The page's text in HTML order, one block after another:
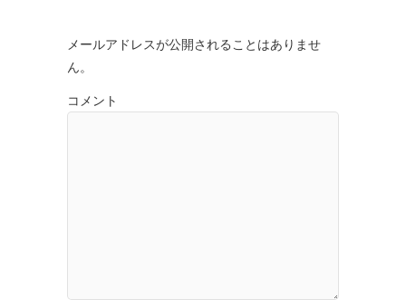
メールアドレスが公開されることはありませ
ん。
コメント